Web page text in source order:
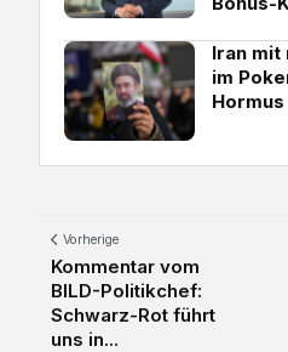
Iran mit
im
Hormus
Vorherige
Kommentar vom
BILD-Politikchef:
Schwarz-Rot führt
uns in...